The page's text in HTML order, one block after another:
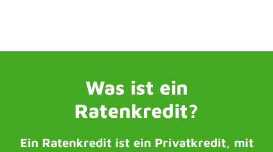
Was ist ein
Ratenkredit?
Ein Ratenkredit ist ein Privatkredit, mit